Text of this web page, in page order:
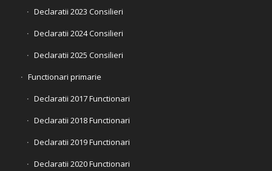
Declaratii 2023 Consilieri
Declaratii 2024 Consilieri
Declaratii 2025 Consilieri
Functionari primarie
Declaratii 2017 Functionari
Declaratii 2018 Functionari
Declaratii 2019 Functionari
Declaratii 2020 Functionari